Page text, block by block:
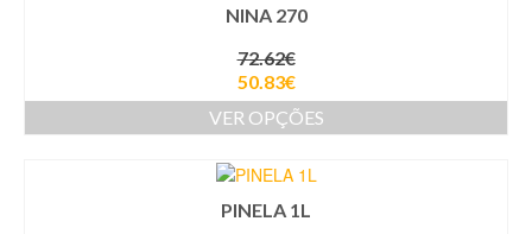
NINA 270
72.62€
50.83€
VER OPÇÕES
PINELA 1L